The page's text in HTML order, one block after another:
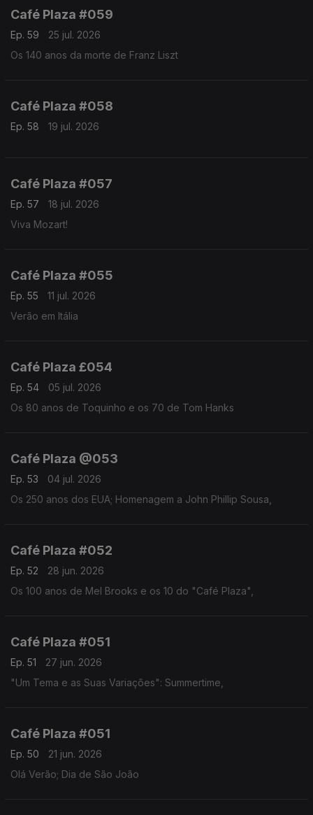
Café Plaza #059
Ep. 59
25 jul. 2026
Os 140 anos da morte de Franz Liszt
Café Plaza #058
Ep. 58 19 jul. 2026
Café Plaza #057
Ep. 57
18 jul. 2026
Viva Mozart!
Café Plaza #055
Ep. 55
11 jul. 2026
Verão em Itália
Café Plaza £054
Ep. 54
05 jul. 2026
Os 80 anos de Toquinho e os 70 de Tom Hanks
Café Plaza @053
Ep. 53
04 jul. 2026
Os 250 anos dos EUA; Homenagem a John Phillip Sousa,
Café Plaza #052
Ep. 52
28 jun. 2026
Os 100 anos de Mel Brooks e os 10 do "Café Plaza",
Café Plaza #051
Ep. 51
27 jun. 2026
"Um Tema e as Suas Variações": Summertime,
Café Plaza #051
Ep. 50
21 jun. 2026
Olá Verão; Dia de São João